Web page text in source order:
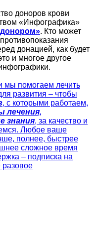
доноров крови
«Инфографика»
. Кто может
донацией, как будет
и многое другое
мы помогаем лечить
развития – чтобы
, с которыми работаем,
лечения,
знания, за качество и
Любое ваше
полнее, быстрее
сложное время
– подписка на